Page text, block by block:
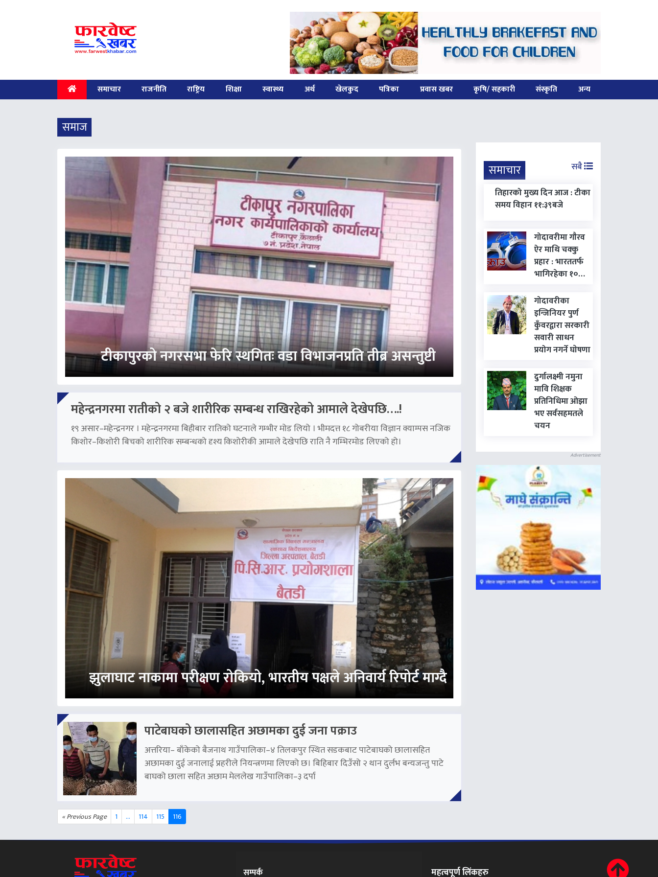
(current)समाचार राजनीति राष्ट्रिय शिक्षा स्वास्थ्य अर्थ खेलकुद पत्रिका प्रवास खबर कृषि/ सहकारी संस्कृति अन्य
समाज
टीकापुरको नगरसभा फेरि स्थगितः वडा विभाजनप्रति तीब्र असन्तुष्टी
महेन्द्रनगरमा रातीको २ बजे शारीरिक सम्बन्ध राखिरहेको आमाले देखेपछि….!
१९ असार–महेन्द्रनगर । महेन्द्रनगरमा बिहीबार रातिको घटनाले गम्भीर मोड लियो । भीमदत्त १८ गोबरीया विज्ञान क्याम्पस नजिक
किशोर–किशोरी बिचको शारीरिक सम्बन्धको दृश्य किशोरीकी आमाले देखेपछि राति नै गम्भिरमोड लिएको हो।
झुलाघाट नाकामा परीक्षण रोकियो, भारतीय पक्षले अनिवार्य रिपोर्ट माग्दै
पाटेबाघको छालासहित अछामका दुई जना पक्राउ
अत्तरिया– बाँकेको बैजनाथ गाउँपालिका–४ तिलकपुर स्थित सडकबाट पाटेबाघको छालासहित
अछामका दुई जनालाई प्रहरीले नियन्त्रणमा लिएको छ। बिहिबार दिउँसो २ थान दुर्लभ बन्यजन्तु पाटे
बाघको छाला सहित अछाम मेललेख गाउँपालिका–३ दर्पा
« Previous Page 1 … 114 115 116
समाचार सबै
तिहारको मुख्य दिन आज : टीका
समय विहान ११:३९बजे
गोदावरीमा गाैरव
ऐर माथि चक्कु
प्रहार : भारततर्फ
भागिरहेका १०…
गोदावरीका
इन्जिनियर पुर्ण
कुँवरद्वारा सरकारी
सवारी साधन
प्रयोग नगर्ने घाेषणा
दुर्गालक्ष्मी नमुना
मावि शिक्षक
प्रतिनिधिमा ओझा
भए सर्वसहमतले
चयन
Advertisement
सम्पर्क महत्वपूर्ण लिंकहरु